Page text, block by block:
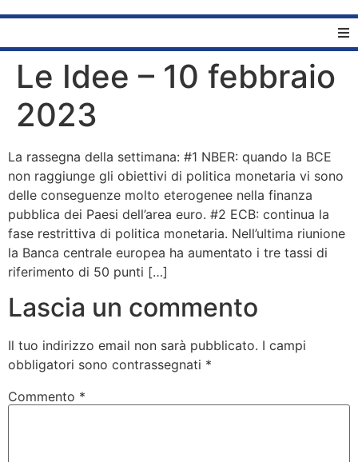
Home
Bandolo
Connessioni
Fondazione CERM
Le Idee – 10 febbraio
2023
La rassegna della settimana: #1 NBER: quando la BCE
non raggiunge gli obiettivi di politica monetaria vi sono
delle conseguenze molto eterogenee nella finanza
pubblica dei Paesi dell’area euro. #2 ECB: continua la
fase restrittiva di politica monetaria. Nell’ultima riunione
la Banca centrale europea ha aumentato i tre tassi di
riferimento di 50 punti […]
Lascia un commento
Il tuo indirizzo email non sarà pubblicato. I campi
obbligatori sono contrassegnati *
Commento *